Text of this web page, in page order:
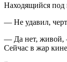
Находящийся под
— Не удавил,
— Да нет, живой,
Сейчас в жар